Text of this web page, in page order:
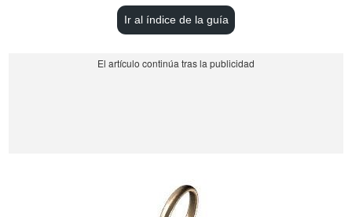
Ir al índice de la guía